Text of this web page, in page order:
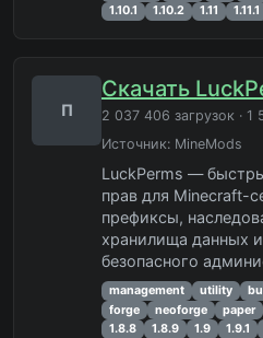
1.10.1
1.10.2 1.11 1.11.1
П
Скачать
2 037 406 загрузок · 1
Источник: MineMods
LuckPerms —
прав для Minecraft-
префиксы,
хранилища данных
безопасного
management utility
forge
neoforge paper
1.8.8
1.8.9 1.9 1.9.1